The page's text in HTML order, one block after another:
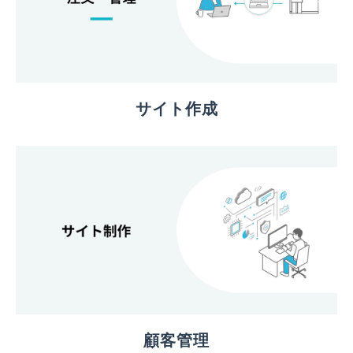
サイト作成
顧客管理